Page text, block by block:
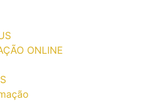
ONLINE